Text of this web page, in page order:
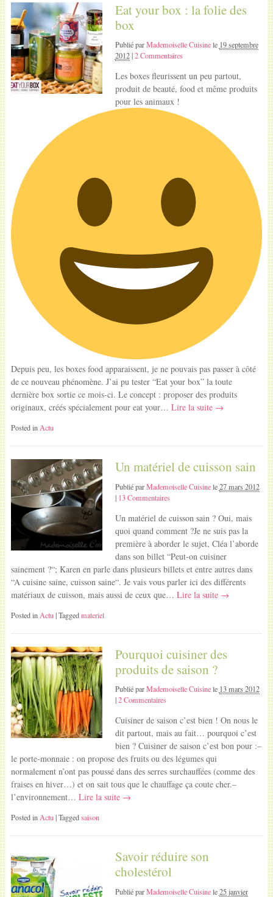
Eat your box : la folie des
box
Publié parMademoiselle Cuisinele 19 septembre
2012|2 Commentaires
Les boxes fleurissent un peu partout,
produit de beauté, food et même produits
pour les animaux !
Depuis peu, les boxes food apparaissent, je ne pouvais pas passer à côté
de ce nouveau phénomène. J’ai pu tester “Eat your box” la toute
dernière box sortie ce mois-ci. Le concept : proposer des produits
originaux, créés spécialement pour eat your… Lire la suite →
Posted in Actu
Un matériel de cuisson sain
Publié parMademoiselle Cuisinele27 mars 2012
| 13 Commentaires
Un matériel de cuisson sain ? Oui, mais
quoi quand comment ?Je ne suis pas la
première à aborder le sujet, Cléa l’aborde
dans son billet “Peut-on cuisiner
sainement ?“; Karen en parle dans plusieurs billets et entre autres dans
“A cuisine saine, cuisson saine“. Je vais vous parler ici des différents
matériaux de cuisson, mais aussi de ceux que… Lire la suite →
Posted in Actu | Taggedmateriel
Pourquoi cuisiner des
produits de saison ?
Publié parMademoiselle Cuisinele 13 mars 2012
|2 Commentaires
Cuisiner de saison c’est bien ! On nous le
dit partout, mais au fait… pourquoi c’est
bien ? Cuisiner de saison c’est bon pour :–
le porte-monnaie : on propose des fruits ou des légumes qui
normalement n’ont pas poussé dans des serres surchauffées (comme des
fraises en hiver…) et on sait tous que le chauffage ça coute cher.–
l’environnement… Lire la suite →
Posted in Actu | Taggedsaison
Savoir réduire son
cholestérol
Publié parMademoiselle Cuisinele25 janvier